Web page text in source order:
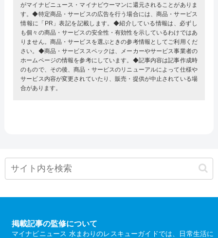
がマイナビニュース・マイナビウーマンに還元されることがありま
す。◆特定商品・サービスの広告を行う場合には、商品・サービス
情報に「PR」表記を記載します。◆紹介している情報は、必ずし
も個々の商品・サービスの安全性・有効性を示しているわけではあ
りません。商品・サービスを選ぶときの参考情報としてご利用くだ
さい。◆商品・サービススペックは、メーカーやサービス事業者の
ホームページの情報を参考にしています。◆記事内容は記事作成時
のもので、その後、商品・サービスのリニューアルによって仕様や
サービス内容が変更されていたり、販売・提供が中止されている場
合があります。
掲載記事の監修について
マイナビニュース 水まわりのレスキューガイドでは、日常生活に